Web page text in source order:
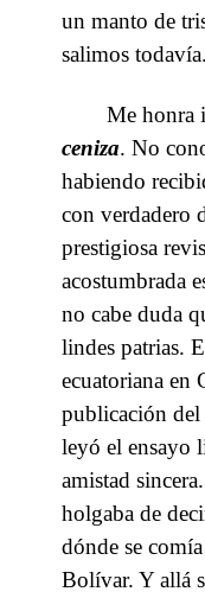
un manto de
salimos
Me honra
ceniza. No
habiendo
con verdadero
prestigiosa
acostumbrada
no cabe duda
lindes patrias.
ecuatoriana en
publicación del
leyó el ensayo
amistad
holgaba de
dónde se
Bolívar. Y allá